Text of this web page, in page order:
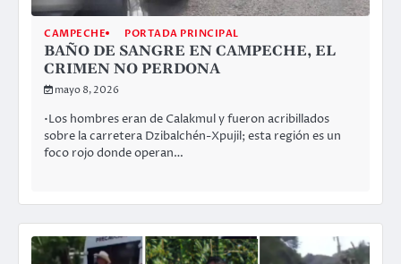
CAMPECHE PORTADA PRINCIPAL
BAÑO DE SANGRE EN CAMPECHE, EL
CRIMEN NO PERDONA
mayo 8, 2026
•Los hombres eran de Calakmul y fueron acribillados
sobre la carretera Dzibalchén-Xpujil; esta región es un
foco rojo donde operan…